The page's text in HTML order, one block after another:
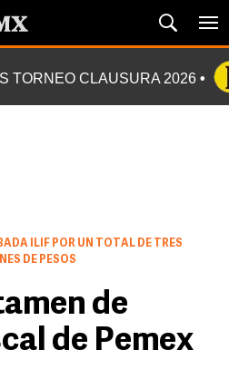
TORNEO CLAUSURA 2026
ILIF POR UN TOTAL DE TRES
DE PESOS
de
de Pemex